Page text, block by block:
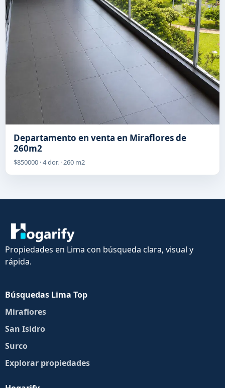
Departamento en venta en Miraflores de
260m2
$850000 · 4 dor. · 260 m2
Propiedades en Lima con búsqueda clara, visual y
rápida.
Búsquedas Lima Top
Miraflores
San Isidro
Surco
Explorar propiedades